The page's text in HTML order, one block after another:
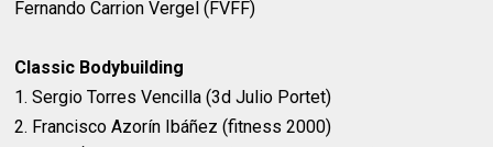
Fernando Carrion Vergel (FVFF)
Classic Bodybuilding
1. Sergio Torres Vencilla (3d Julio Portet)
2. Francisco Azorín Ibáñez (fitness 2000)